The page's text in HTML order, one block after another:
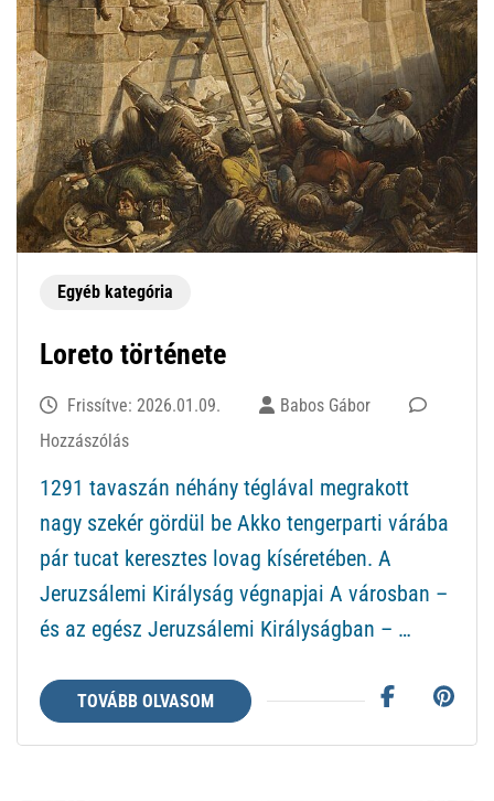
Egyéb kategória
Loreto története
Frissítve: 2026.01.09.
Babos Gábor
Hozzászólásekkor:
Loreto
története
1291 tavaszán néhány téglával megrakott
nagy szekér gördül be Akko tengerparti várába
pár tucat keresztes lovag kíséretében. A
Jeruzsálemi Királyság végnapjai A városban –
és az egész Jeruzsálemi Királyságban – …
TOVÁBB OLVASOM